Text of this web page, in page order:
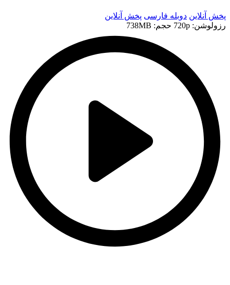
پخش آنلاین دوبله فارسی پخش آنلاین
رزولوشن: 720p
حجم: 738MB